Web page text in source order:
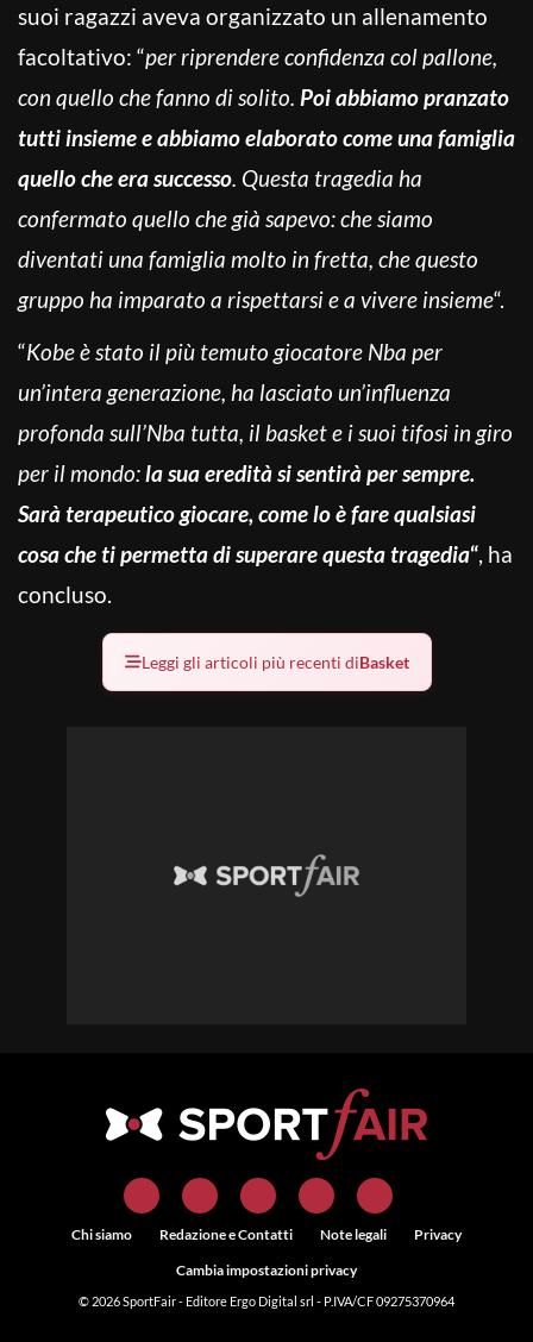
suoi ragazzi aveva organizzato un allenamento
facoltativo: “per riprendere confidenza col pallone,
con quello che fanno di solito. Poi abbiamo pranzato
tutti insieme e abbiamo elaborato come una famiglia
quello che era successo. Questa tragedia ha
confermato quello che già sapevo: che siamo
diventati una famiglia molto in fretta, che questo
gruppo ha imparato a rispettarsi e a vivere insieme“.
“Kobe è stato il più temuto giocatore Nba per
un’intera generazione, ha lasciato un’influenza
profonda sull’Nba tutta, il basket e i suoi tifosi in giro
per il mondo:la sua eredità si sentirà per sempre.
Sarà terapeutico giocare, come lo è fare qualsiasi
cosa che ti permetta di superare questa tragedia“, ha
concluso.
Leggi gli articoli più recenti diBasket
Chi siamo Redazione e Contatti Note legali
Privacy
Cambia impostazioni privacy
© 2026SportFair- Editore Ergo Digital srl - P.IVA/CF 09275370964